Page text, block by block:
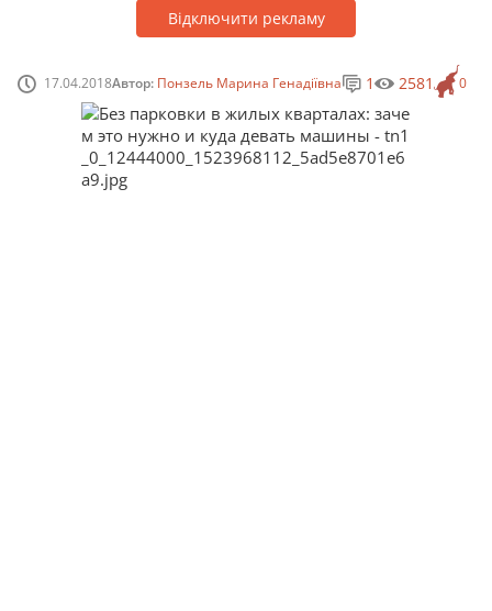
Відключити рекламу
17.04.2018Автор: Понзель Марина Генадіївна 0
1 2581